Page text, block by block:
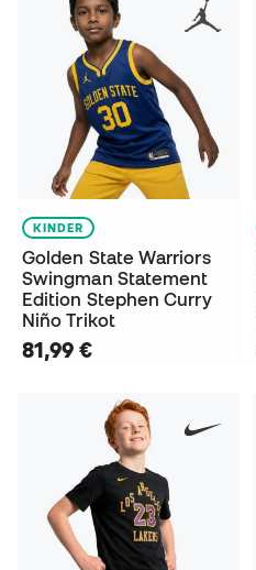
KINDER
Golden State Warriors
Swingman Statement
Edition Stephen Curry
Niño Trikot
81,99 €